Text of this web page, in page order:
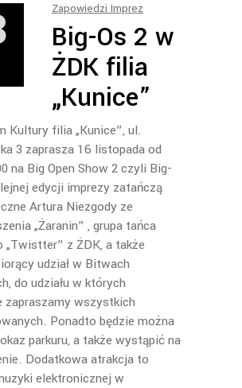
Zapowiedzi Imprez
Big-Os 2 w
ŻDK filia
„Kunice”
Kultury filia „Kunice”, ul.
3 zaprasza 16 listopada od
na Big Open Show 2 czyli Big-
edycji imprezy zatańczą
Artura Niezgody ze
„Żaranin” , grupa tańca
„Twistter” z ŻDK, a także
udział w Bitwach
do udziału w których
zapraszamy wszystkich
Ponadto będzie można
parkuru, a także wystąpić na
Dodatkowa atrakcja to
elektronicznej w